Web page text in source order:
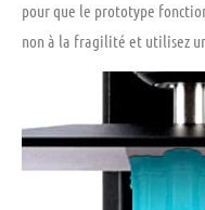
pour que le prototype
non à la fragilité et utilisez